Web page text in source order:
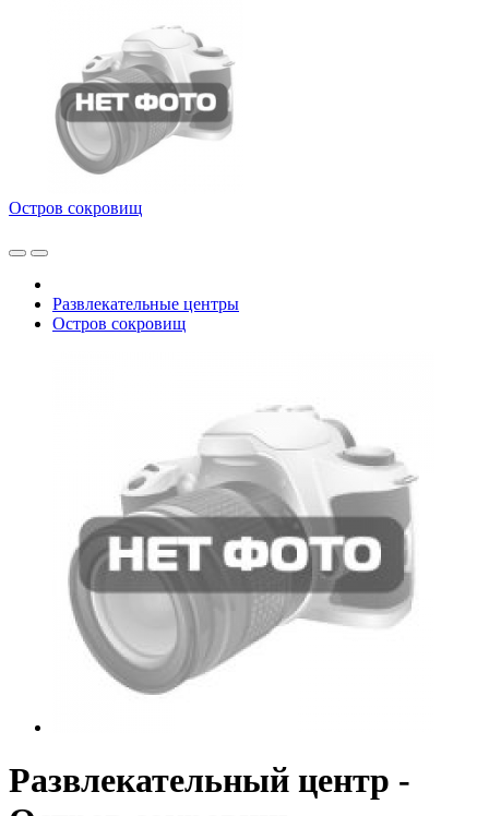
Остров сокровищ
Развлекательные центры
Остров сокровищ
Развлекательный центр -